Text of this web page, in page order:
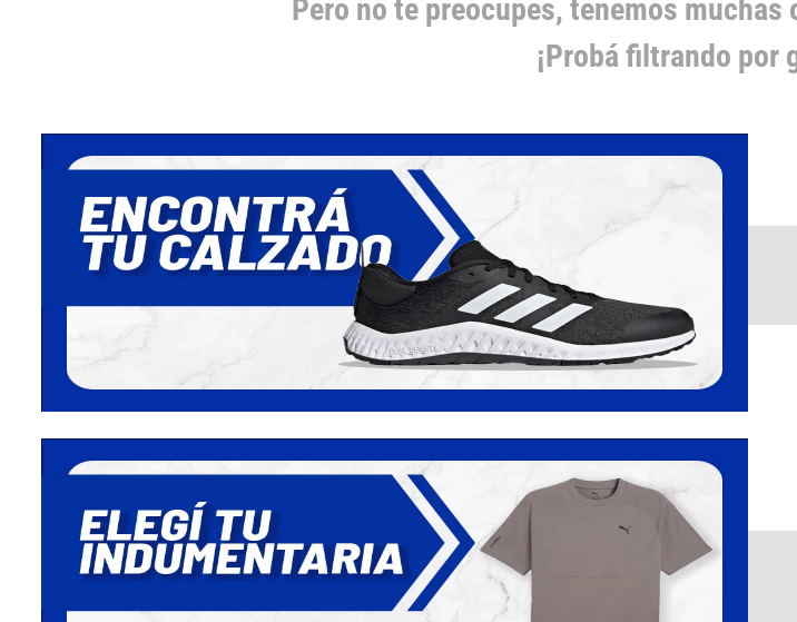
Pero no te preocupes, tenemos
¡Probá filtrando por